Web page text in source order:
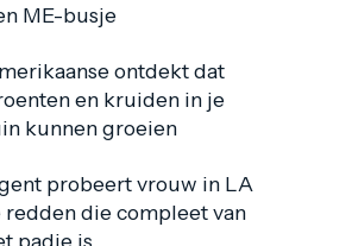
ME-busje
ontdekt dat
en kruiden in je
kunnen groeien
probeert vrouw in LA
redden die compleet van
padje is